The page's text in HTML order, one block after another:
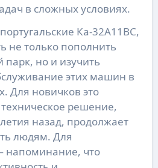
в сложных условиях.
Ка-32А11ВС,
не только пополнить
но и изучить
этих машин в
Для новичков это
решение,
назад, продолжает
людям. Для
напоминание, что